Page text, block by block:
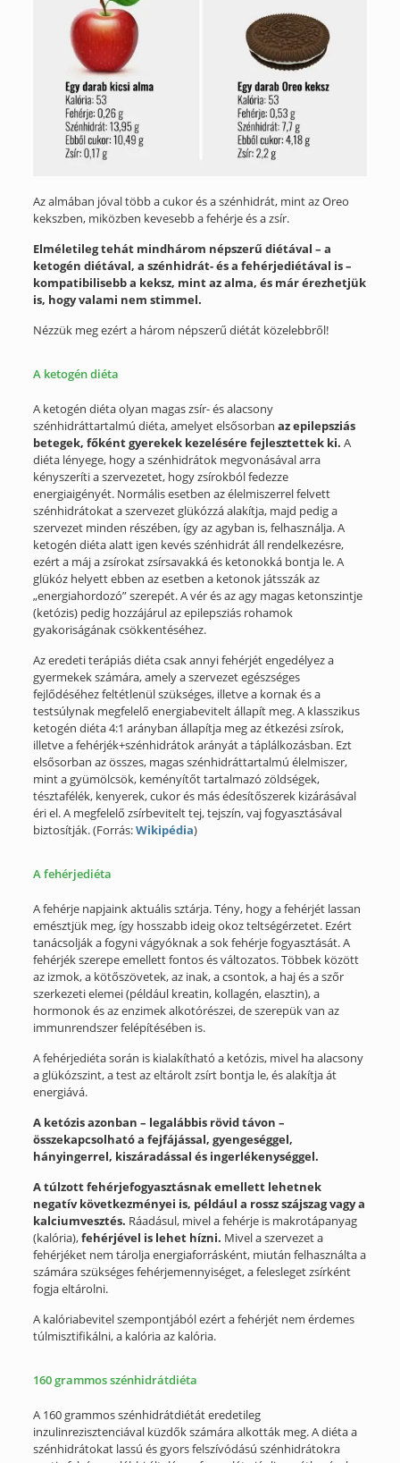
Az almában jóval több a cukor és a szénhidrát, mint az Oreo
kekszben, miközben kevesebb a fehérje és a zsír.
Elméletileg tehát mindhárom népszerű diétával – a
ketogén diétával, a szénhidrát- és a fehérjediétával is –
kompatibilisebb a keksz, mint az alma, és már érezhetjük
is, hogy valami nem stimmel.
Nézzük meg ezért a három népszerű diétát közelebbről!
A ketogén diéta
A ketogén diéta olyan magas zsír- és alacsony
szénhidráttartalmú diéta, amelyet elsősorban az epilepsziás
betegek, főként gyerekek kezelésére fejlesztettek ki. A
diéta lényege, hogy a szénhidrátok megvonásával arra
kényszeríti a szervezetet, hogy zsírokból fedezze
energiaigényét. Normális esetben az élelmiszerrel felvett
szénhidrátokat a szervezet glükózzá alakítja, majd pedig a
szervezet minden részében, így az agyban is, felhasználja. A
ketogén diéta alatt igen kevés szénhidrát áll rendelkezésre,
ezért a máj a zsírokat zsírsavakká és ketonokká bontja le. A
glükóz helyett ebben az esetben a ketonok játsszák az
„energiahordozó” szerepét. A vér és az agy magas ketonszintje
(ketózis) pedig hozzájárul az epilepsziás rohamok
gyakoriságának csökkentéséhez.
Az eredeti terápiás diéta csak annyi fehérjét engedélyez a
gyermekek számára, amely a szervezet egészséges
fejlődéséhez feltétlenül szükséges, illetve a kornak és a
testsúlynak megfelelő energiabevitelt állapít meg. A klasszikus
ketogén diéta 4:1 arányban állapítja meg az étkezési zsírok,
illetve a fehérjék+szénhidrátok arányát a táplálkozásban. Ezt
elsősorban az összes, magas szénhidráttartalmú élelmiszer,
mint a gyümölcsök, keményítőt tartalmazó zöldségek,
tésztafélék, kenyerek, cukor és más édesítőszerek kizárásával
éri el. A megfelelő zsírbevitelt tej, tejszín, vaj fogyasztásával
biztosítják. (Forrás:Wikipédia)
A fehérjediéta
A fehérje napjaink aktuális sztárja. Tény, hogy a fehérjét lassan
emésztjük meg, így hosszabb ideig okoz teltségérzetet. Ezért
tanácsolják a fogyni vágyóknak a sok fehérje fogyasztását. A
fehérjék szerepe emellett fontos és változatos. Többek között
az izmok, a kötőszövetek, az inak, a csontok, a haj és a szőr
szerkezeti elemei (például kreatin, kollagén, elasztin), a
hormonok és az enzimek alkotórészei, de szerepük van az
immunrendszer felépítésében is.
A fehérjediéta során is kialakítható a ketózis, mivel ha alacsony
a glükózszint, a test az eltárolt zsírt bontja le, és alakítja át
energiává.
A ketózis azonban – legalábbis rövid távon –
összekapcsolható a fejfájással, gyengeséggel,
hányingerrel, kiszáradással és ingerlékenységgel.
A túlzott fehérjefogyasztásnak emellett lehetnek
negatív következményei is, például a rossz szájszag vagy a
kalciumvesztés. Ráadásul, mivel a fehérje is makrotápanyag
(kalória),fehérjével is lehet hízni. Mivel a szervezet a
fehérjéket nem tárolja energiaforrásként, miután felhasználta a
számára szükséges fehérjemennyiséget, a felesleget zsírként
fogja eltárolni.
A kalóriabevitel szempontjából ezért a fehérjét nem érdemes
túlmisztifikálni, a kalória az kalória.
160 grammos szénhidrátdiéta
A 160 grammos szénhidrátdiétát eredetileg
inzulinrezisztenciával küzdők számára alkották meg. A diéta a
szénhidrátokat lassú és gyors felszívódású szénhidrátokra